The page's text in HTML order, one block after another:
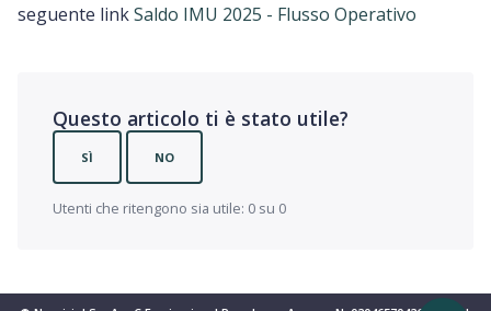
seguente linkSaldo IMU 2025 - Flusso Operativo
Questo articolo ti è stato utile?
SÌ NO
Utenti che ritengono sia utile: 0 su 0